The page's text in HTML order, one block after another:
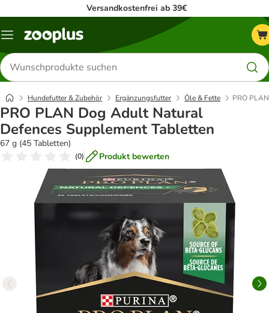
Versandkostenfrei ab 39€
Menü
Produkte
suchen
Hundefutter & Zubehör Ergänzungsfutter Öle & Fette PRO
PRO PLAN Dog Adult Natural
Defences Supplement Tabletten
67 g (45 Tabletten)
(0) Produkt bewerten